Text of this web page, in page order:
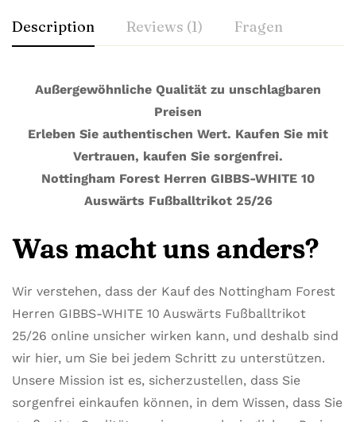
Description Reviews (1) Fragen
Außergewöhnliche Qualität zu unschlagbaren
Preisen
Erleben Sie authentischen Wert. Kaufen Sie mit
Vertrauen, kaufen Sie sorgenfrei.
Nottingham Forest Herren GIBBS-WHITE 10
Auswärts Fußballtrikot 25/26
Was macht uns anders?
Wir verstehen, dass der Kauf des Nottingham Forest
Herren GIBBS-WHITE 10 Auswärts Fußballtrikot
25/26 online unsicher wirken kann, und deshalb sind
wir hier, um Sie bei jedem Schritt zu unterstützen.
Unsere Mission ist es, sicherzustellen, dass Sie
sorgenfrei einkaufen können, in dem Wissen, dass Sie